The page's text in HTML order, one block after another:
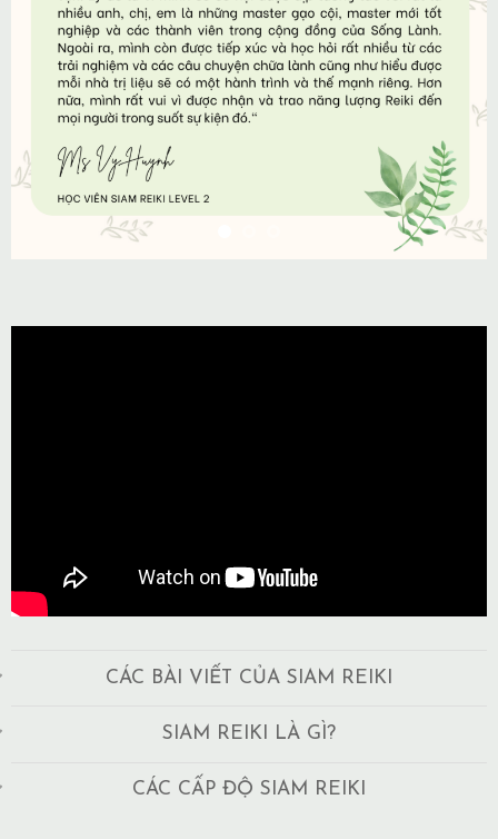
CÁC BÀI VIẾT CỦA SIAM REIKI
SIAM REIKI LÀ GÌ?
CÁC CẤP ĐỘ SIAM REIKI